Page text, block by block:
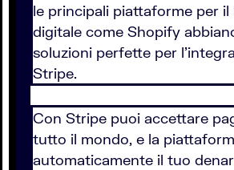
le principali piattaforme per il
digitale come Shopify
soluzioni perfette per
Stripe.
Con Stripe puoi accettare
tutto il mondo, e la
automaticamente il tuo